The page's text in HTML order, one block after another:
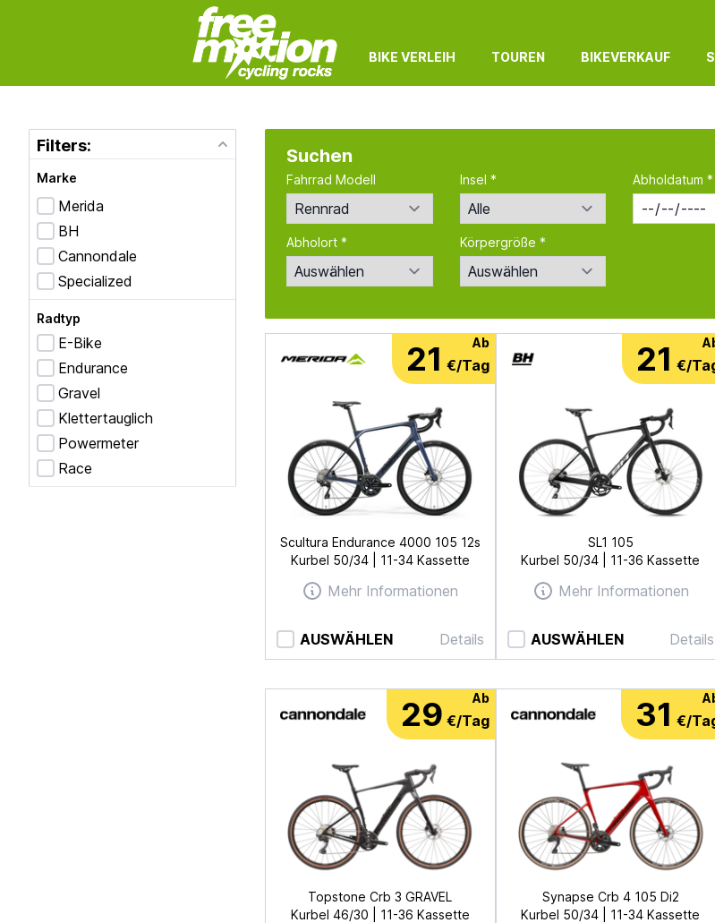
BIKE VERLEIH TOUREN BIKEVERKAUF
Filters:
Marke
Merida
BH
Cannondale
Specialized
Radtyp
E-Bike
Endurance
Gravel
Klettertauglich
Powermeter
Race
Suchen
Fahrrad Modell Insel * Abholdatum *
Abholort * Körpergröße *
Ab
21 €/Tag
Scultura Endurance 4000 105 12s
Kurbel 50/34 | 11-34 Kassette
Mehr Informationen
AUSWÄHLEN Details
21 €/
SL1 105
Kurbel 50/34 | 11-36 Kassette
Mehr Informationen
AUSWÄHLEN Details
Ab
29 €/Tag
Topstone Crb 3 GRAVEL
Kurbel 46/30 | 11-36 Kassette
31 €/
Synapse Crb 4 105 Di2
Kurbel 50/34 | 11-34 Kassette